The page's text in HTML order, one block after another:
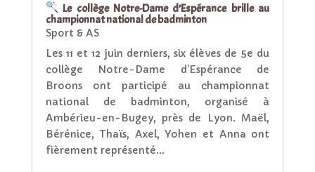
Le collège Notre-Dame d’Espérance brille au
championnat national de badminton
Sport & AS
Les 11 et 12 juin derniers, six élèves de 5e du
collège Notre-Dame d’Espérance de
Broons ont participé au championnat
national de badminton, organisé à
Ambérieu-en-Bugey, près de Lyon. Maël,
Bérénice, Thaïs, Axel, Yohen et Anna ont
fièrement représenté...